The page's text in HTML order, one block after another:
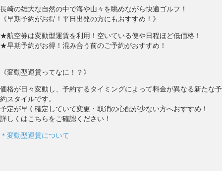
長崎の雄大な自然の中で海や山々を眺めながら快適ゴルフ！
《早期予約がお得！平日出発の方にもおすすめ！》
★航空券は変動型運賃を利用！空いている便や日程ほど低価格！
★早期予約がお得！混み合う前のご予約がおすすめ！
《変動型運賃ってなに！？》
価格が日々変動し、予約するタイミングによって料金が異なる新たな予
約スタイルです。
予定が早く確定していて変更・取消の心配が少ない方へおすすめ！
詳しくはこちらをご確認ください！
＊変動型運賃について